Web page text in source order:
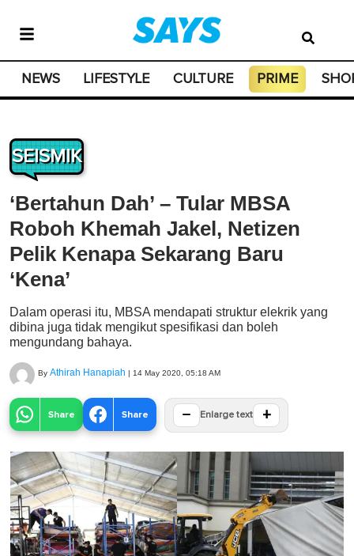
NEWS LIFESTYLE CULTURE PRIME
SEISMIK
‘Bertahun Dah’ – Tular MBSA
Roboh Khemah Jakel, Netizen
Pelik Kenapa Sekarang Baru
‘Kena’
Dalam operasi itu, MBSA mendapati struktur elekrik yang
dibina juga tidak mengikut spesifikasi dan boleh
mengundang bahaya.
By Athirah Hanapiah | 14 May 2020, 05:18 AM
Share Share − Enlarge text +